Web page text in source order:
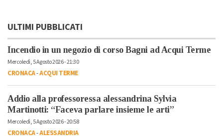
ULTIMI PUBBLICATI
Incendio in un negozio di corso Bagni ad Acqui Terme
Mercoledì, 5 Agosto 2026 - 21:30
CRONACA-ACQUI TERME
Addio alla professoressa alessandrina Sylvia
Martinotti: “Faceva parlare insieme le arti”
Mercoledì, 5 Agosto 2026 - 20:58
CRONACA-ALESSANDRIA